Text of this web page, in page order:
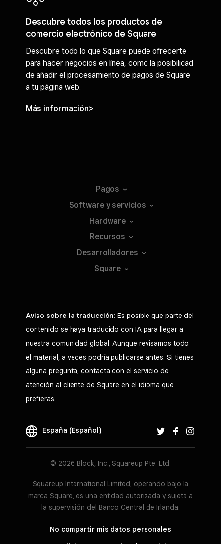
Descubre todos los productos de
comercio electrónico de Square
Descubre todo lo que Square puede ofrecerte
para hacer negocios en línea, como la posibilidad
de añadir el procesamiento de pagos de Square
a tu página web.
Más información>
Pagos
Software y servicios
Hardware
Recursos
Desarrolladores
Square
Aviso sobre la traducción: Es posible que parte del
contenido se haya traducido con IA para llegar a
nuestra comunidad global. Aunque revisamos todo
el material, a veces podría publicarse antes. Si tienes
alguna pregunta, contacta con el servicio de
atención al cliente de Square en el idioma que
prefieras.
España (Español)
© 2026 Block, Inc., Squareup Pte. Ltd.
Squareup International Limited, operando bajo la
marca Square, es una entidad autorizada y sujeta a
la supervisión del Banco Central de Irlanda.
No compartir mis datos personales